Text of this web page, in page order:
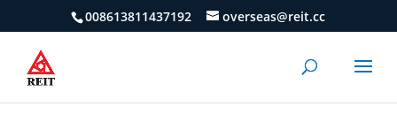
008613811437192 overseas@reit.cc